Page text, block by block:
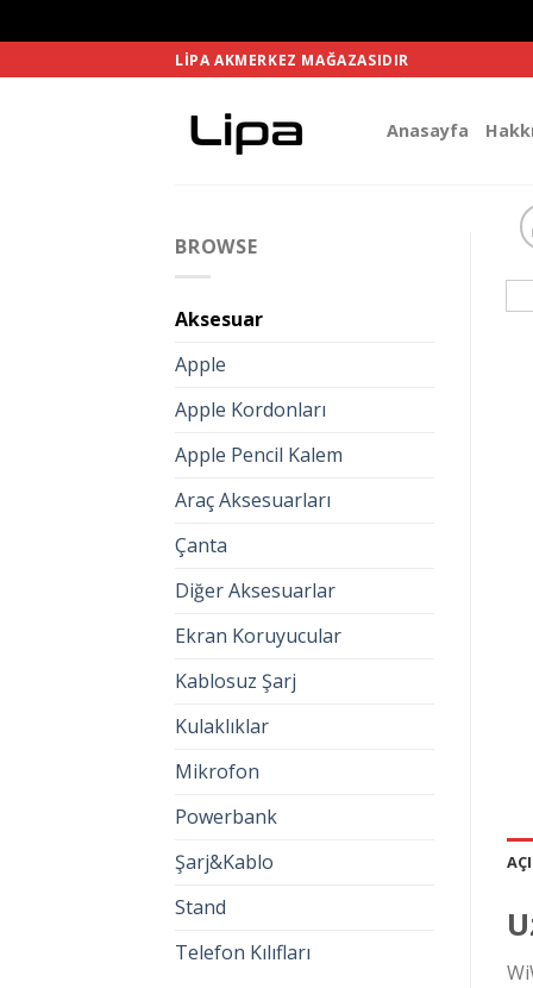
to
LIPA AKMERKEZ MAĞAZASIDIR
Anasayfa
BROWSE
Aksesuar
Apple
Apple Kordonları
Apple Pencil Kalem
Araç Aksesuarları
Çanta
Diğer Aksesuarlar
Ekran Koruyucular
Kablosuz Şarj
Kulaklıklar
Mikrofon
Powerbank
Şarj&Kablo
Stand
Telefon Kılıfları